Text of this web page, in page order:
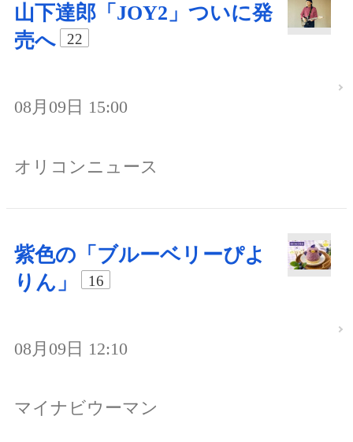
山下達郎「JOY2」ついに発
売へ
22
08月09日 15:00
オリコンニュース
紫色の「ブルーベリーぴよ
りん」
16
08月09日 12:10
マイナビウーマン